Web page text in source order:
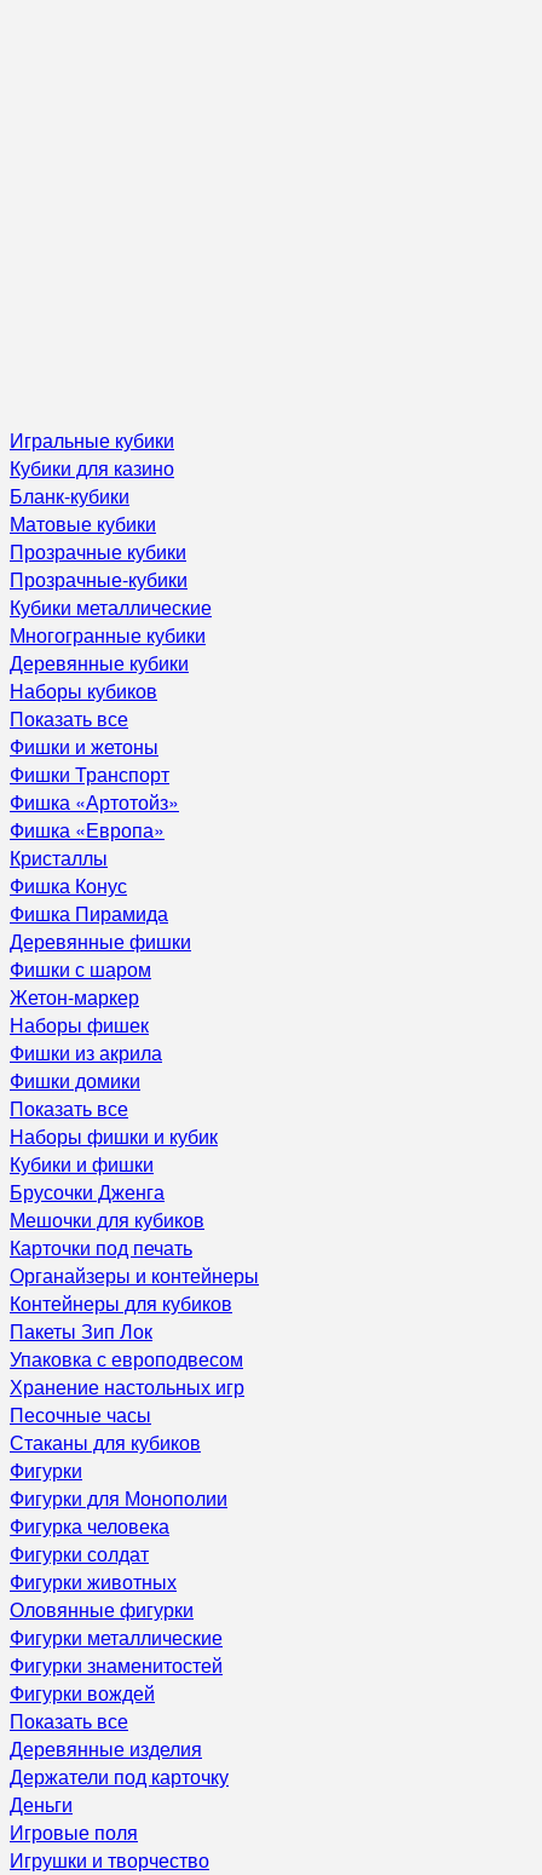
Игральные кубики
Кубики для казино
Бланк-кубики
Матовые кубики
Прозрачные кубики
Прозрачные-кубики
Кубики металлические
Многогранные кубики
Деревянные кубики
Наборы кубиков
Показать все
Фишки и жетоны
Фишки Транспорт
Фишка «Артотойз»
Фишка «Европа»
Кристаллы
Фишка Конус
Фишка Пирамида
Деревянные фишки
Фишки с шаром
Жетон-маркер
Наборы фишек
Фишки из акрила
Фишки домики
Показать все
Наборы фишки и кубик
Кубики и фишки
Брусочки Дженга
Мешочки для кубиков
Карточки под печать
Органайзеры и контейнеры
Контейнеры для кубиков
Пакеты Зип Лок
Упаковка с европодвесом
Хранение настольных игр
Песочные часы
Стаканы для кубиков
Фигурки
Фигурки для Монополии
Фигурка человека
Фигурки солдат
Фигурки животных
Оловянные фигурки
Фигурки металлические
Фигурки знаменитостей
Фигурки вождей
Показать все
Деревянные изделия
Держатели под карточку
Деньги
Игровые поля
Игрушки и творчество